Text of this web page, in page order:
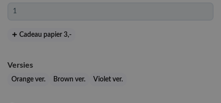
Cadeau papier 3,-
Versies
Orange ver. Brown ver. Violet ver.